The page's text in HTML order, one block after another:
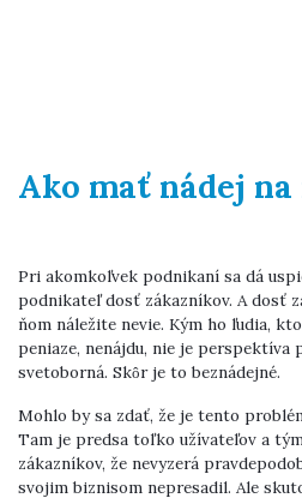
Ako mať nádej
Pri akomkoľvek podnikaní sa dá
podnikateľ dosť zákazníkov. A dosť
ňom náležite nevie. Kým ho ľudia,
peniaze, nenájdu, nie je perspektíva
svetoborná. Skôr je to beznádejné.
Mohlo by sa zdať, že je tento
Tam je predsa toľko užívateľov a
zákazníkov, že nevyzerá
svojim biznisom nepresadil. Ale